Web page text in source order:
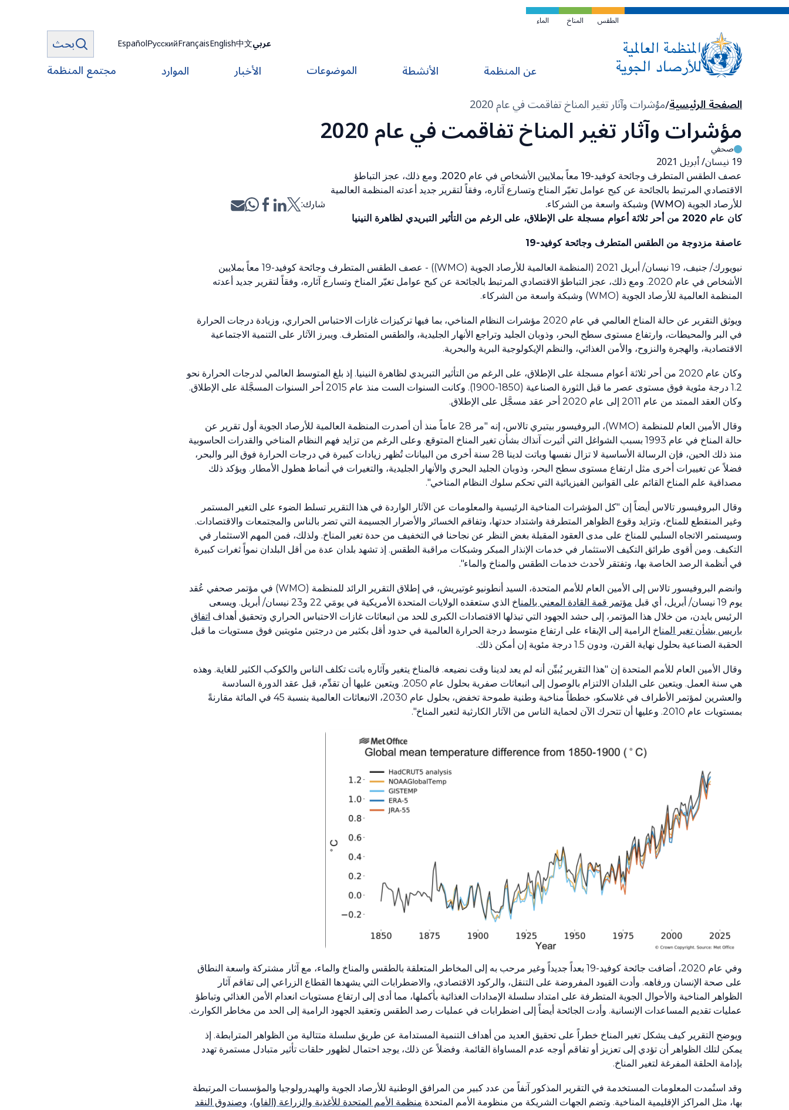
تخطي
الطقس المناخ الماء
عربي中文
English
Français
Русский
Español
بحث
عن المنظمة
الأنشطة الموضوعات الأخبار الموارد مجتمع المنظمة
مسار
التنقل
الصفحة الرئيسية مؤشرات وآثار تغير المناخ تفاقمت في عام 2020
مؤشرات وآثار تغير المناخ تفاقمت في عام 2020
صحفي
19 نيسان/ أبريل 2021
عصف الطقس المتطرف وجائحة كوفيد-19 معاً بملايين الأشخاص في عام 2020. ومع ذلك، عجز التباطؤ
الاقتصادي المرتبط بالجائحة عن كبح عوامل تغيّر المناخ وتسارع آثاره، وفقاً لتقرير جديد أعدته المنظمة العالمية
للأرصاد الجوية (WMO) وشبكة واسعة من الشركاء. شارك:
كان عام 2020 من أحر ثلاثة أعوام مسجلة على الإطلاق، على الرغم من التأثير التبريدي لظاهرة النينيا
عاصفة مزدوجة من الطقس المتطرف وجائحة كوفيد-19
نيويورك/ جنيف، 19 نيسان/ أبريل 2021 (المنظمة العالمية للأرصاد الجوية (WMO) ) - عصف الطقس المتطرف وجائحة كوفيد-19 معاً بملايين
الأشخاص في عام 2020. ومع ذلك، عجز التباطؤ الاقتصادي المرتبط بالجائحة عن كبح عوامل تغيّر المناخ وتسارع آثاره، وفقاً لتقرير جديد أعدته
المنظمة العالمية للأرصاد الجوية (WMO) وشبكة واسعة من الشركاء.
ويوثق التقرير عن حالة المناخ العالمي في عام 2020 مؤشرات النظام المناخي، بما فيها تركيزات غازات الاحتباس الحراري، وزيادة درجات الحرارة
في البر والمحيطات، وارتفاع مستوى سطح البحر، وذوبان الجليد وتراجع الأنهار الجليدية، والطقس المتطرف. ويبرز الآثار على التنمية الاجتماعية
الاقتصادية، والهجرة والنزوح، والأمن الغذائي، والنظم الإيكولوجية البرية والبحرية.
وكان عام 2020 من أحر ثلاثة أعوام مسجلة على الإطلاق، على الرغم من التأثير التبريدي لظاهرة النينيا. إذ بلغ المتوسط العالمي لدرجات الحرارة نحو
1.2 درجة مئوية فوق مستوى عصر ما قبل الثورة الصناعية (1850
-
1900). وكانت السنوات الست منذ عام 2015 أحر السنوات المسجَّلة على الإطلاق.
وكان العقد الممتد من عام 2011 إلى عام 2020 أحر عقد مسجَّل على الإطلاق.
وقال الأمين العام للمنظمة (WMO) ، البروفيسور بيتيري تالاس، إنه "مر 28 عاماً منذ أن أصدرت المنظمة العالمية للأرصاد الجوية أول تقرير عن
حالة المناخ في عام 1993 بسبب الشواغل التي أثيرت آنذاك بشأن تغير المناخ المتوقع. وعلى الرغم من تزايد فهم النظام المناخي والقدرات الحاسوبية
منذ ذلك الحين، فإن الرسالة الأساسية لا تزال نفسها وباتت لدينا 28 سنة أخرى من البيانات تُظهر زيادات كبيرة في درجات الحرارة فوق البر والبحر،
فضلاً عن تغييرات أخرى مثل ارتفاع مستوى سطح البحر، وذوبان الجليد البحري والأنهار الجليدية، والتغيرات في أنماط هطول الأمطار. ويؤكد ذلك
مصداقية علم المناخ القائم على القوانين الفيزيائية التي تحكم سلوك النظام المناخي".
وقال البروفيسور تالاس أيضاً إن "كل المؤشرات المناخية الرئيسية والمعلومات عن الآثار الواردة في هذا التقرير تسلط الضوء على التغير المستمر
وغير المنقطع للمناخ، وتزايد وقوع الظواهر المتطرفة واشتداد حدتها، وتفاقم الخسائر والأضرار الجسيمة التي تضر بالناس والمجتمعات والاقتصادات.
وسيستمر الاتجاه السلبي للمناخ على مدى العقود المقبلة بغض النظر عن نجاحنا في التخفيف من حدة تغير المناخ. ولذلك، فمن المهم الاستثمار في
التكيف. ومن أقوى طرائق التكيف الاستثمار في خدمات الإنذار المبكر وشبكات مراقبة الطقس. إذ تشهد بلدان عدة من أقل البلدان نمواً ثغرات كبيرة
في أنظمة الرصد الخاصة بها، وتفتقر لأحدث خدمات الطقس والمناخ والماء".
وانضم البروفيسور تالاس إلى الأمين العام للأمم المتحدة، السيد أنطونيو غوتيريش، في إطلاق التقرير الرائد للمنظمة (WMO)
في مؤتمر صحفي عُقد
يوم 19 نيسان/ أبريل، أي قبل مؤتمر قمة القادة المعني بالمناخ الذي ستعقده الولايات المتحدة الأمريكية في يومَي 22 و23 نيسان/ أبريل. ويسعى
الرئيس بايدن، من خلال هذا المؤتمر، إلى حشد الجهود التي تبذلها الاقتصادات الكبرى للحد من انبعاثات غازات الاحتباس الحراري وتحقيق أهداف اتفاق
باريس بشأن تغير المناخ الرامية إلى الإبقاء على ارتفاع متوسط درجة الحرارة العالمية في حدود أقل بكثير من درجتين مئويتين فوق مستويات ما قبل
الحقبة الصناعية بحلول نهاية القرن، ودون 1.5 درجة مئوية إن أمكن ذلك.
وقال الأمين العام للأمم المتحدة إن "هذا التقرير يُبيِّن أنه لم يعد لدينا وقت نضيعه. فالمناخ يتغير وآثاره باتت تكلف الناس والكوكب الكثير للغاية. وهذه
هي سنة العمل. ويتعين على البلدان الالتزام بالوصول إلى انبعاثات صفرية بحلول عام 2050. ويتعين عليها أن تقدِّم، قبل عقد الدورة السادسة
والعشرين لمؤتمر الأطراف في غلاسكو، خططاً مناخية وطنية طموحة تخفض، بحلول عام 2030، الانبعاثات العالمية بنسبة 45 في المائة مقارنةً
بمستويات عام 2010. وعليها أن تتحرك الآن لحماية الناس من الآثار الكارثية لتغير المناخ".
وفي عام 2020، أضافت جائحة كوفيد-19 بعداً جديداً وغير مرحب به إلى المخاطر المتعلقة بالطقس والمناخ والماء، مع آثار مشتركة واسعة النطاق
على صحة الإنسان ورفاهه. وأدت القيود المفروضة على التنقل، والركود الاقتصادي، والاضطرابات التي يشهدها القطاع الزراعي إلى تفاقم آثار
الظواهر المناخية والأحوال الجوية المتطرفة على امتداد سلسلة الإمدادات الغذائية بأكملها، مما أدى إلى ارتفاع مستويات انعدام الأمن الغذائي وتباطؤ
عمليات تقديم المساعدات الإنسانية. وأدت الجائحة أيضاً إلى اضطرابات في عمليات رصد الطقس وتعقيد الجهود الرامية إلى الحد من مخاطر الكوارث.
ويوضح التقرير كيف يشكل تغير المناخ خطراً على تحقيق العديد من أهداف التنمية المستدامة عن طريق سلسلة متتالية من الظواهر المترابطة. إذ
يمكن لتلك الظواهر أن تؤدي إلى تعزيز أو تفاقم أوجه عدم المساواة القائمة. وفضلاً عن ذلك، يوجد احتمال لظهور حلقات تأثير متبادل مستمرة تهدد
بإدامة الحلقة المفرغة لتغير المناخ.
وقد استُمدت المعلومات المستخدمة في التقرير المذكور آنفاً من عدد كبير من المرافق الوطنية للأرصاد الجوية والهيدرولوجيا والمؤسسات المرتبطة
بها، مثل المراكز الإقليمية المناخية. وتضم الجهات الشريكة من منظومة الأمم المتحدة منظمة الأمم المتحدة للأغذية والزراعة (الفاو)، وصندوق النقد